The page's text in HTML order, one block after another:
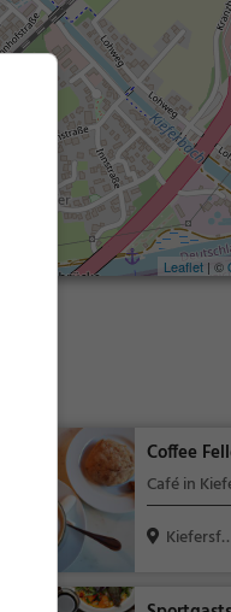
Leaflet | ©
Coffee
Café in